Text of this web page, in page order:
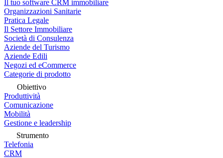
Il tuo software CRM immobiliare
Organizzazioni Sanitarie
Pratica Legale
Il Settore Immobiliare
Società di Consulenza
Aziende del Turismo
Aziende Edili
Negozi ed eCommerce
Categorie di prodotto
Obiettivo
Produttività
Comunicazione
Mobilità
Gestione e leadership
Strumento
Telefonia
CRM